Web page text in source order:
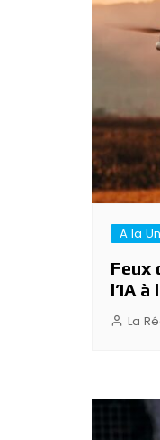
A la
Feux
l’IA
La